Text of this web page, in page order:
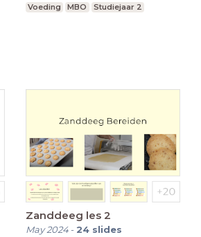
Voeding MBO Studiejaar 2
Zanddeeg les 2
May 2024- 24 slides